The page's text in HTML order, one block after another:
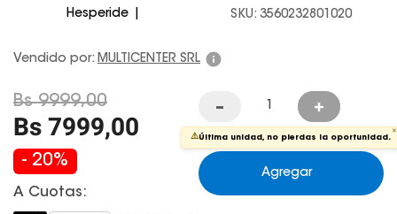
Juegos De Exterior
Hesperide SKU: 3560232801020
Vendido por: MULTICENTER SRL
Bs 9999,00
Bs7999,00
- 20%
A Cuotas:
Agregar
⚠️Última unidad, no pierdas la oportunidad.
✕